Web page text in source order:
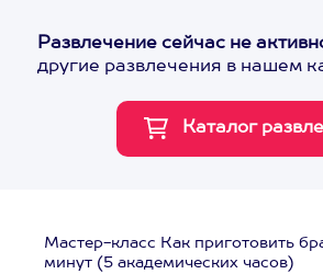
Развлечение сейчас не
другие развлечения в нашем
Мастер-класс Как приготовить
минут (5 академических часов)